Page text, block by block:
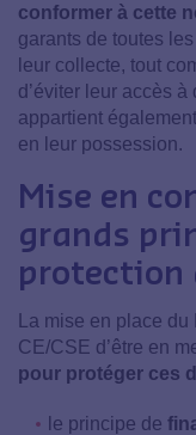
conformer à cette
garants de toutes
leur collecte, tout
d’éviter leur accès
appartient
en leur possession.
Mise en
grands
protection
La mise en place
CE/CSE d’être en
pour protéger ces
le principe de